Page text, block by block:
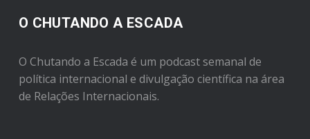
O CHUTANDO A ESCADA
O Chutando a Escada é um podcast semanal de
política internacional e divulgação científica na área
de Relações Internacionais.